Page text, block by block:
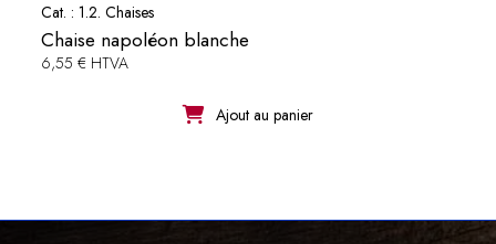
Cat. : 1.2. Chaises
Chaise napoléon blanche
6,55 € HTVA
Ajout au panier